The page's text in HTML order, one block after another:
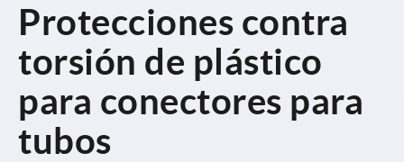
Protecciones contra
torsión de plástico
para conectores para
tubos